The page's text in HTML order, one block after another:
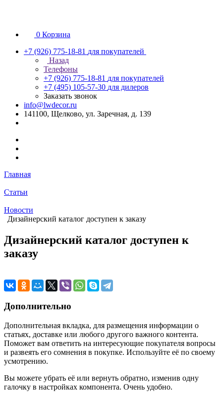
0 Корзина
+7 (926) 775-18-81 для покупателей
Назад
Телефоны
+7 (926) 775-18-81 для покупателей
+7 (495) 105-57-30 для дилеров
Заказать звонок
info@lwdecor.ru
141100, Щелково, ул. Заречная, д. 139
Главная
Статьи
Новости
Дизайнерский каталог доступен к заказу
Дизайнерский каталог доступен к
заказу
Дополнительно
Дополнительная вкладка, для размещения информации о
статьях, доставке или любого другого важного контента.
Поможет вам ответить на интересующие покупателя вопросы
и развеять его сомнения в покупке. Используйте её по своему
усмотрению.
Вы можете убрать её или вернуть обратно, изменив одну
галочку в настройках компонента. Очень удобно.